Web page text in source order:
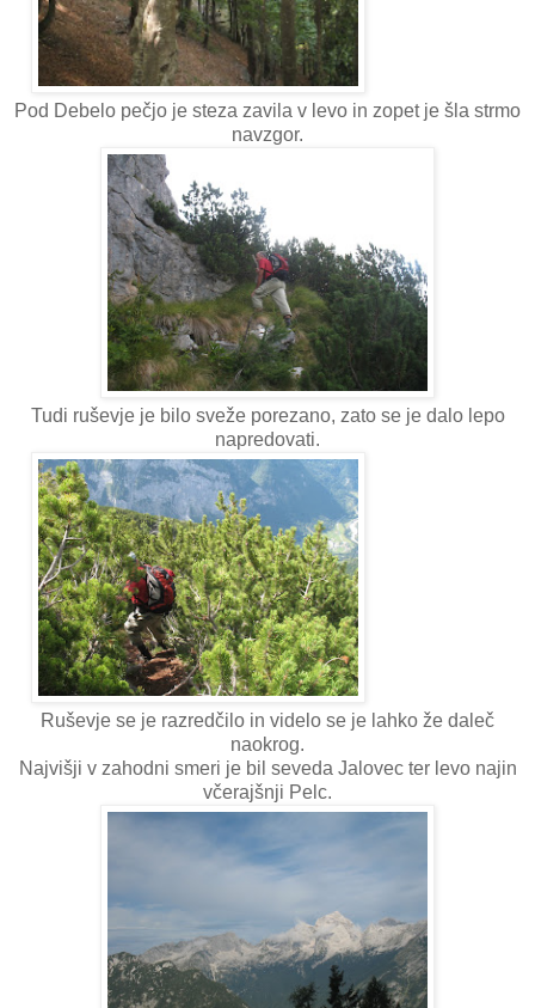
Pod Debelo pečjo je steza zavila v levo in zopet je šla strmo
navzgor.
Tudi ruševje je bilo sveže porezano, zato se je dalo lepo
napredovati.
Ruševje se je razredčilo in videlo se je lahko že daleč
naokrog.
Najvišji v zahodni smeri je bil seveda Jalovec ter levo najin
včerajšnji Pelc.